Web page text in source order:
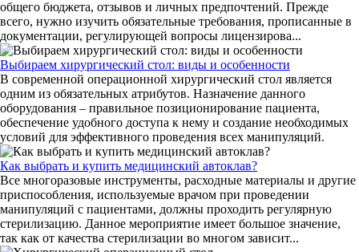
общего бюджета, отзывов и личных предпочтений. Прежде
всего, нужно изучить обязательные требования, прописанные в
документации, регулирующей вопросы лицензирова...
Выбираем хирургический стол: виды и особенности
В современной операционной хирургический стол является
одним из обязательных атрибутов. Назначение данного
оборудования – правильное позиционирование пациента,
обеспечение удобного доступа к нему и создание необходимых
условий для эффективного проведения всех манипуляций.
Как выбрать и купить медицинский автоклав?
Все многоразовые инструменты, расходные материалы и другие
приспособления, используемые врачом при проведении
манипуляций с пациентами, должны проходить регулярную
стерилизацию. Данное мероприятие имеет большое значение,
так как от качества стерилизации во многом зависит...